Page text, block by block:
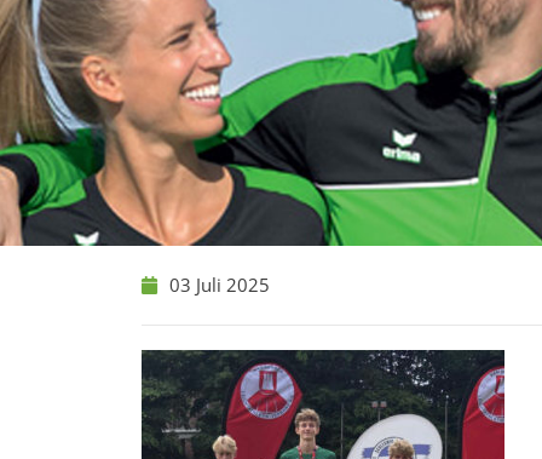
03 Juli 2025